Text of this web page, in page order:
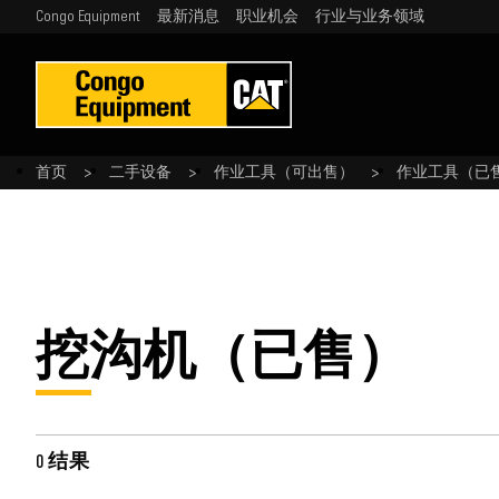
Congo Equipment 最新消息 职业机会 行业与业务领域
首页 二手设备 作业工具（可出售） 作业工具（已
挖沟机（已售）
0 结果